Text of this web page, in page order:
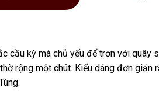
cầu kỳ mà chủ yếu để trơn với quây
rộng một chút. Kiểu dáng đơn